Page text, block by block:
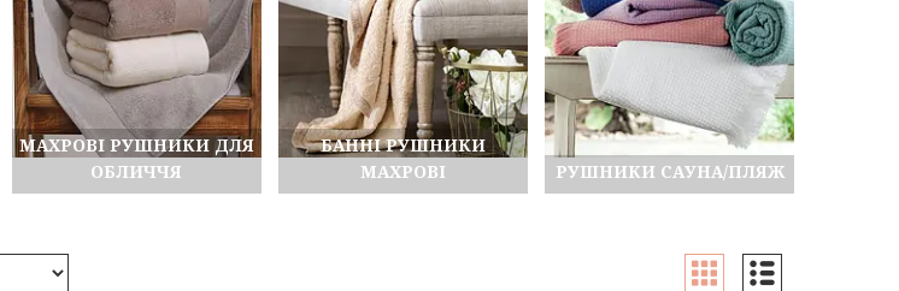
МАХРОВІ РУШНИКИ ДЛЯ
ОБЛИЧЧЯ
БАННІ РУШНИКИ
МАХРОВІ
РУШНИКИ САУНА/ПЛЯЖ